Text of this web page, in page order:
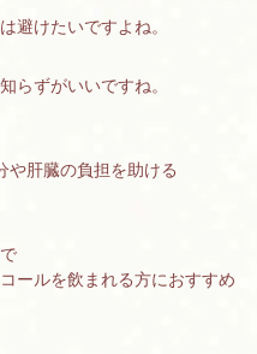
避けたいですよね。
らずがいいですね。
や肝臓の負担を助ける
ールを飲まれる方におすすめ